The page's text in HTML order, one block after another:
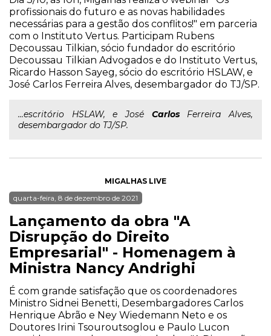
profissionais do futuro e as novas habilidades
necessárias para a gestão dos conflitos!" em parceria
com o Instituto Vertus. Participam Rubens
Decoussau Tilkian, sócio fundador do escritório
Decoussau Tilkian Advogados e do Instituto Vertus,
Ricardo Hasson Sayeg, sócio do escritório HSLAW, e
José Carlos Ferreira Alves, desembargador do TJ/SP.
...escritório HSLAW, e José CarlosFerreira Alves,
desembargador do TJ/SP.
MIGALHAS LIVE
quarta-feira, 8 de dezembro de 2021
Lançamento da obra "A
Disrupção do Direito
Empresarial" - Homenagem à
Ministra Nancy Andrighi
É com grande satisfação que os coordenadores
Ministro Sidnei Benetti, Desembargadores Carlos
Henrique Abrão e Ney Wiedemann Neto e os
Doutores Irini Tsouroutsoglou e Paulo Lucon